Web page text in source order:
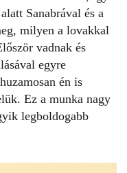
Sanabrával és a
milyen a lovakkal
vadnak és
egyre
én is
Ez a munka nagy
legboldogabb